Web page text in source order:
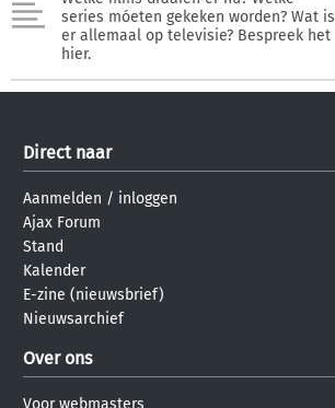
series móeten gekeken worden? Wat is
er allemaal op televisie? Bespreek het
hier.
Direct naar
Aanmelden / inloggen
Ajax Forum
Stand
Kalender
E-zine (nieuwsbrief)
Nieuwsarchief
Over ons
Voor webmasters